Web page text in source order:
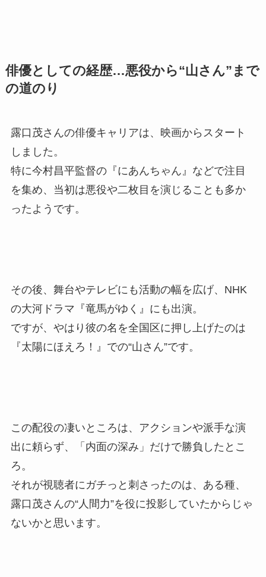
俳優としての経歴…悪役から“山さん”まで
の道のり
露口茂さんの俳優キャリアは、映画からスタート
しました。
特に今村昌平監督の『にあんちゃん』などで注目
を集め、当初は悪役や二枚目を演じることも多か
ったようです。
その後、舞台やテレビにも活動の幅を広げ、NHK
の大河ドラマ『竜馬がゆく』にも出演。
ですが、やはり彼の名を全国区に押し上げたのは
『太陽にほえろ！』での“山さん”です。
この配役の凄いところは、アクションや派手な演
出に頼らず、「内面の深み」だけで勝負したとこ
ろ。
それが視聴者にガチっと刺さったのは、ある種、
露口茂さんの“人間力”を役に投影していたからじゃ
ないかと思います。